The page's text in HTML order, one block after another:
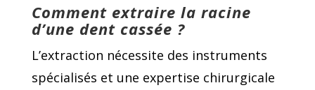
Comment extraire la racine
d’une dent cassée ?
L’extraction nécessite des instruments
spécialisés et une expertise chirurgicale